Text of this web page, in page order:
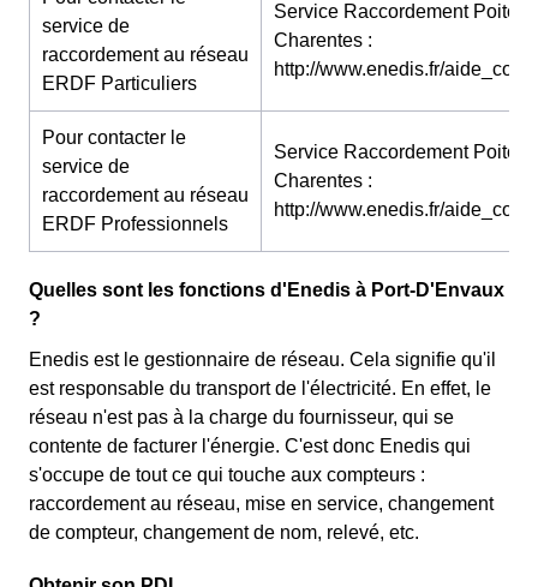
service de
raccordement au réseau
ERDF Particuliers
Service Raccordement Poitou-
Charentes :
http://www.enedis.fr/
Pour contacter le
service de
raccordement au réseau
ERDF Professionnels
Service Raccordement Poitou-
Charentes :
http://www.enedis.fr/
Quelles sont les fonctions d'Enedis à Port-D'Envaux
?
Enedis est le gestionnaire de réseau. Cela signifie qu'il
est responsable du transport de l'électricité. En effet, le
réseau n'est pas à la charge du fournisseur, qui se
contente de facturer l'énergie. C'est donc Enedis qui
s'occupe de tout ce qui touche aux compteurs :
raccordement au réseau, mise en service, changement
de compteur, changement de nom, relevé, etc.